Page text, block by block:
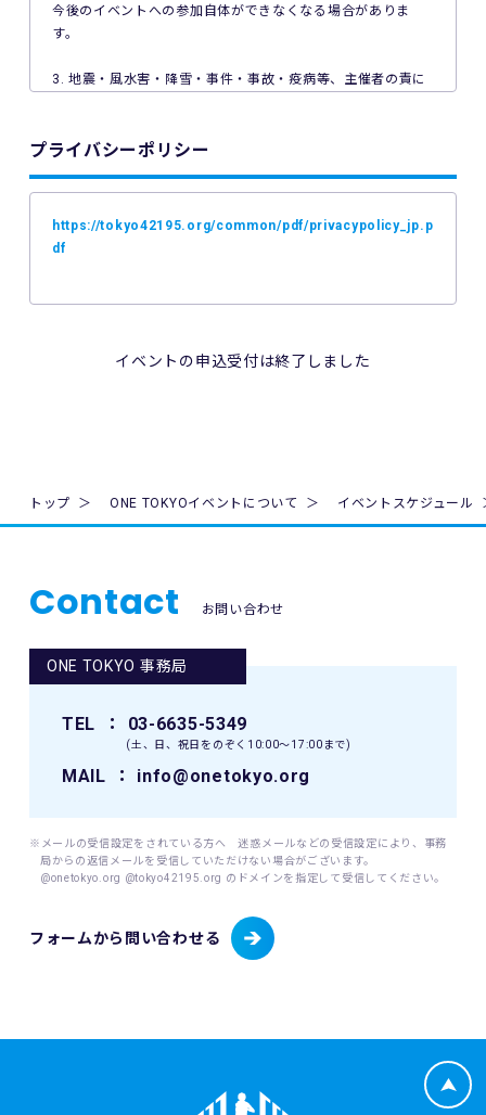
今後のイベントへの参加自体ができなくなる場合がありま
す。
3. 地震・風水害・降雪・事件・事故・疫病等、主催者の責に
トへのエントリーができない場合があります。ご利用の端末
の非対応、インターネット回線の不具合などにより本イベン
トへのエントリーができなかったことについて、主催者は一
5. 公共交通機関の遅延、道路事情その他いかなる理由による
一切責任を負わず、本イベントの参加料の返金等は一切行い
に際し、主催者に故意又は重過失がある場合を除き、主催者
肖像、年齢、住所（国名、都道府県名または区市町村名）等
のテレビ・新聞・雑誌・SNS・インターネット等での掲載及
9. 本イベントの参加者が未成年の場合、親権者等法定代理人
11. 主催者は、必要と判断する場合いつでも本規約を変更で
宜の場所に掲示（及び登録されたメールアドレスへの通知
が）された時点からその効力を生じるものとみなされます。
プライバシーポリシー
https://tokyo42195.org/common/pdf/privacypolicy_jp.p
df
イベントの申込受付は終了しました
トップ ONE TOKYOイベントについて イベントスケジュール
Contact お問い合わせ
フォームから問い合わせる
ONE TOKYO 事務局
TEL ： 03-6635-5349
(土、日、祝日をのぞく10:00〜17:00まで)
MAIL ： info@onetokyo.org
※メールの受信設定をされている方へ 迷惑メールなどの受信設定により、事務
局からの返信メールを受信していただけない場合がございます。
@onetokyo.org @tokyo42195.org のドメインを指定して受信してください。